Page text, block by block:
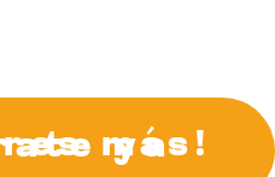
regístrate ya